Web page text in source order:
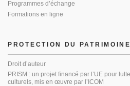
PROTECTION DU PATRIMOINE
Droit d’auteur
PRISM : un projet financé par l’UE pour
culturels, mis en œuvre par l’ICOM
Programmes d’échange
Formations en ligne